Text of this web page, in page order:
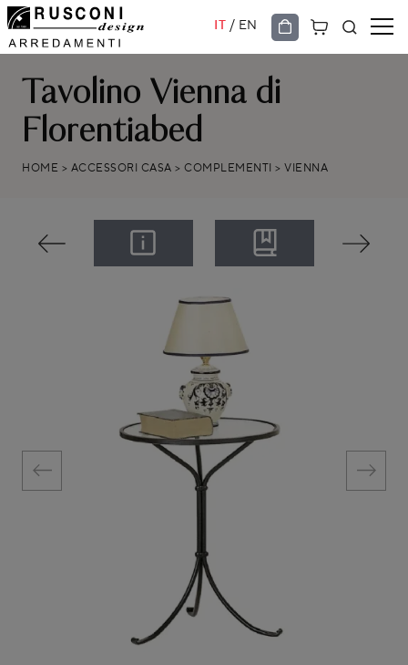
IT / EN
Tavolino Vienna di
Florentiabed
HOME > ACCESSORI CASA > COMPLEMENTI > VIENNA